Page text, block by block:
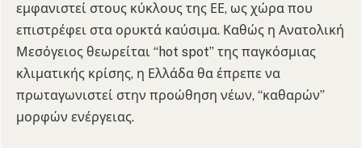
εμφανιστεί στους κύκλους της ΕΕ, ως χώρα που
επιστρέφει στα ορυκτά καύσιμα. Καθώς η Ανατολική
Μεσόγειος θεωρείται “hot spot” της παγκόσμιας
κλιματικής κρίσης, η Ελλάδα θα έπρεπε να
πρωταγωνιστεί στην προώθηση νέων, “καθαρών”
μορφών ενέργειας.